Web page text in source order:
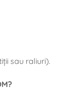
sau raliuri).